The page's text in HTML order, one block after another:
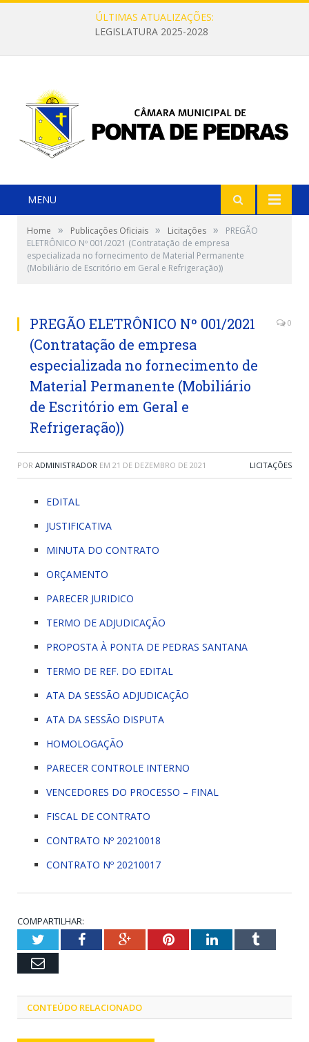
ÚLTIMAS ATUALIZAÇÕES:
LEGISLATURA 2025-2028
MENU
Home » Publicações Oficiais » Licitações »
PREGÃO
ELETRÔNICO Nº 001/2021 (Contratação de empresa
especializada no fornecimento de Material Permanente
(Mobiliário de Escritório em Geral e Refrigeração))
PREGÃO ELETRÔNICO Nº 001/2021
(Contratação de empresa
especializada no fornecimento de
Material Permanente (Mobiliário
de Escritório em Geral e
Refrigeração))
0
POR ADMINISTRADOR EM 21 DE DEZEMBRO DE 2021 LICITAÇÕES
EDITAL
JUSTIFICATIVA
MINUTA DO CONTRATO
ORÇAMENTO
PARECER JURIDICO
TERMO DE ADJUDICAÇÃO
PROPOSTA À PONTA DE PEDRAS SANTANA
TERMO DE REF. DO EDITAL
ATA DA SESSÃO ADJUDICAÇÃO
ATA DA SESSÃO DISPUTA
HOMOLOGAÇÃO
PARECER CONTROLE INTERNO
VENCEDORES DO PROCESSO – FINAL
FISCAL DE CONTRATO
CONTRATO Nº 20210018
CONTRATO Nº 20210017
COMPARTILHAR:
TwitterFacebookGoogle+PinterestLinkedInTumblr
Email
CONTEÚDO RELACIONADO